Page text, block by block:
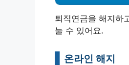
퇴직연금을 해지하
눌 수 있어요.
온라인 해지